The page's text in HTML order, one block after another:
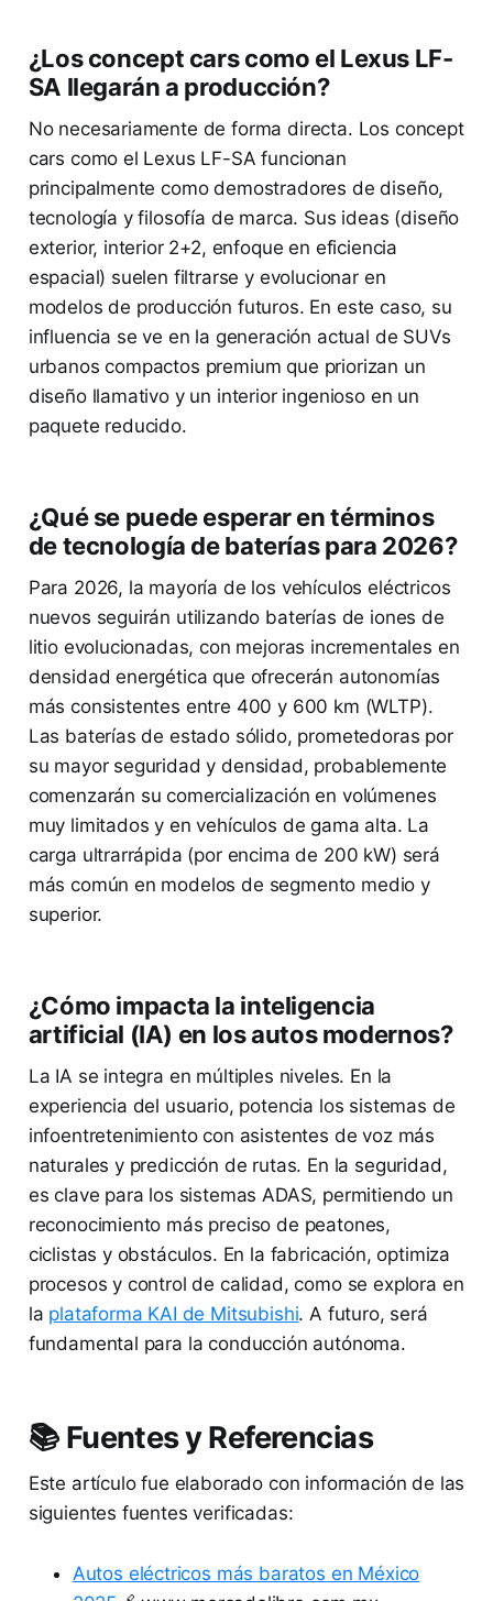
¿Los concept cars como el Lexus LF-
SA llegarán a producción?
No necesariamente de forma directa. Los concept
cars como el Lexus LF-SA funcionan
principalmente como demostradores de diseño,
tecnología y filosofía de marca. Sus ideas (diseño
exterior, interior 2+2, enfoque en eficiencia
espacial) suelen filtrarse y evolucionar en
modelos de producción futuros. En este caso, su
influencia se ve en la generación actual de SUVs
urbanos compactos premium que priorizan un
diseño llamativo y un interior ingenioso en un
paquete reducido.
¿Qué se puede esperar en términos
de tecnología de baterías para 2026?
Para 2026, la mayoría de los vehículos eléctricos
nuevos seguirán utilizando baterías de iones de
litio evolucionadas, con mejoras incrementales en
densidad energética que ofrecerán autonomías
más consistentes entre 400 y 600 km (WLTP).
Las baterías de estado sólido, prometedoras por
su mayor seguridad y densidad, probablemente
comenzarán su comercialización en volúmenes
muy limitados y en vehículos de gama alta. La
carga ultrarrápida (por encima de 200 kW) será
más común en modelos de segmento medio y
superior.
¿Cómo impacta la inteligencia
artificial (IA) en los autos modernos?
La IA se integra en múltiples niveles. En la
experiencia del usuario, potencia los sistemas de
infoentretenimiento con asistentes de voz más
naturales y predicción de rutas. En la seguridad,
es clave para los sistemas ADAS, permitiendo un
reconocimiento más preciso de peatones,
ciclistas y obstáculos. En la fabricación, optimiza
procesos y control de calidad, como se explora en
la plataforma KAI de Mitsubishi. A futuro, será
fundamental para la conducción autónoma.
📚 Fuentes y Referencias
Este artículo fue elaborado con información de las
siguientes fuentes verificadas:
Autos eléctricos más baratos en México